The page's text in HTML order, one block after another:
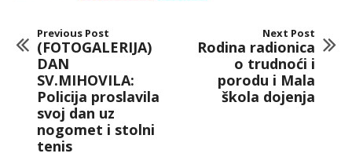
Previous Post
(FOTOGALERIJA)
DAN
SV.MIHOVILA:
Policija proslavila
svoj dan uz
nogomet i stolni
tenis
Next Post
Rodina radionica
o trudnoći i
porodu i Mala
škola dojenja